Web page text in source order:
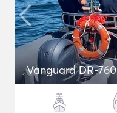
Vanguard DR-760